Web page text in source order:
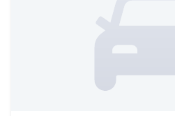
беретін машина емес.